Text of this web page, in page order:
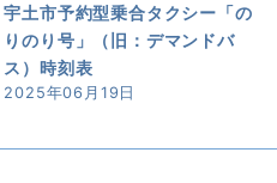
宇土市予約型乗合タクシー「の
りのり号」（旧：デマンドバ
ス）時刻表
2025年06月19日